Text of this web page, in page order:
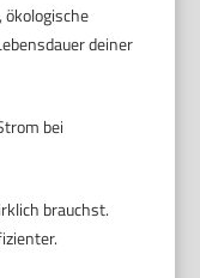
deiner
bei
brauchst.